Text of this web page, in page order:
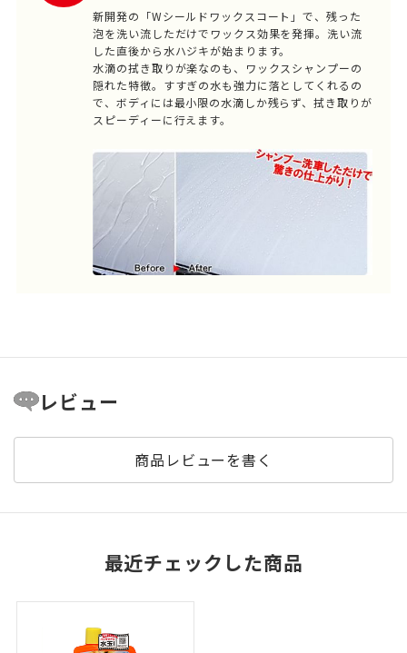
新開発の「Wシールドワックスコート」で、残った
泡を洗い流しただけでワックス効果を発揮。洗い流
した直後から水ハジキが始まります。
水滴の拭き取りが楽なのも、ワックスシャンプーの
隠れた特徴。すすぎの水も強力に落としてくれるの
で、ボディには最小限の水滴しか残らず、拭き取りが
スピーディーに行えます。
レビュー
商品レビューを書く
最近チェックした商品